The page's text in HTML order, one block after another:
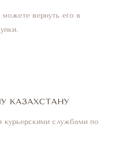
вернуть его в
КАЗАХСТАНУ
курьерскими службами по